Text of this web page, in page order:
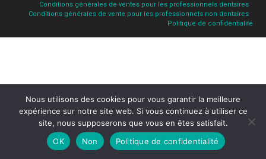
Conditions générales de ventes pour les professionnels dentaires
Conditions générales de vente pour les professionnels non dentaires
Politique de confidentialité
Nous utilisons des cookies pour vous garantir la meilleure
expérience sur notre site web. Si vous continuez à utiliser ce
site, nous supposerons que vous en êtes satisfait.
OK
Non Politique de confidentialité